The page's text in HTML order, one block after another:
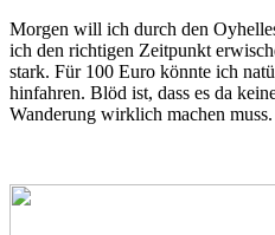
Morgen will ich durch den
ich den richtigen Zeitpunkt
stark. Für 100 Euro könnte ich
hinfahren. Blöd ist, dass es da
Wanderung wirklich machen muss.